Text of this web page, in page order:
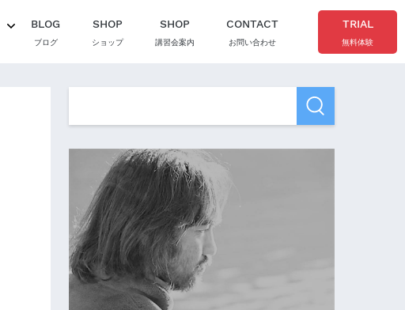
BLOG
ブログ
SHOP
ショップ
SHOP
講習会案内
CONTACT
お問い合わせ
TRIAL
無料体験